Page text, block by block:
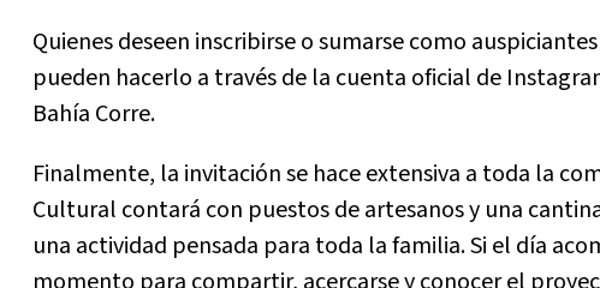
Quienes deseen inscribirse o sumarse como
pueden hacerlo a través de la cuenta oficial de
Bahía Corre.
Finalmente, la invitación se hace extensiva a toda la
Cultural contará con puestos de artesanos y una
una actividad pensada para toda la familia. Si el día